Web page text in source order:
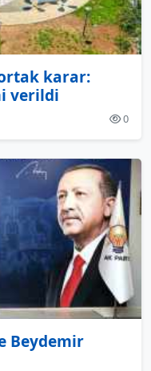
karar:
verildi
0
Beydemir